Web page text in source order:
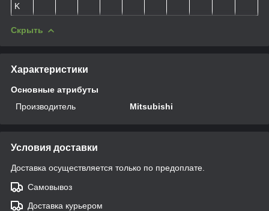
K
Скрыть
Характеристики
Основные атрибуты
Производитель
Mitsubishi
Условия доставки
Доставка осуществляется только по предоплате.
Самовывоз
Доставка курьером